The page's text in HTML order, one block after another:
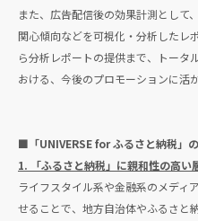
また、広告配信後の効果計測として
関心傾向などを可視化・分析したレ
ら分析レポートの提供まで、トータ
おける、今後のプロモーションに活
■「UNIVERSE for ふるさと納税」
1. 「ふるさと納税」に親和性の高い
ライフスタイル系や金融系のメディ
せることで、地方自治体やふるさと